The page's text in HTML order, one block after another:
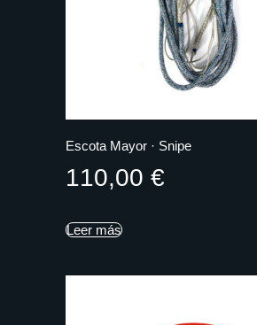
Escota Mayor · Snipe
110,00 €
Leer más